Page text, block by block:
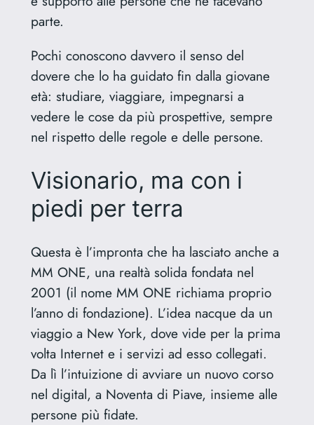
parte.
Pochi conoscono davvero il senso del
dovere che lo ha guidato fin dalla giovane
età: studiare, viaggiare, impegnarsi a
vedere le cose da più prospettive, sempre
nel rispetto delle regole e delle persone.
Visionario, ma con i
piedi per terra
Questa è l’impronta che ha lasciato anche a
MM ONE, una realtà solida fondata nel
2001 (il nome MM ONE richiama proprio
l’anno di fondazione). L’idea nacque da un
viaggio a New York, dove vide per la prima
volta Internet e i servizi ad esso collegati.
Da lì l’intuizione di avviare un nuovo corso
nel digital, a Noventa di Piave, insieme alle
persone più fidate.